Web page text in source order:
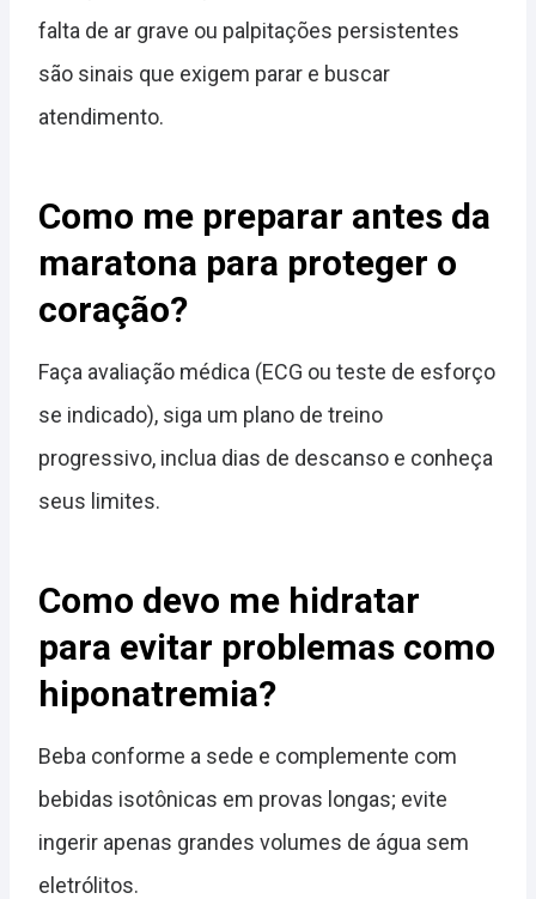
falta de ar grave ou palpitações persistentes
são sinais que exigem parar e buscar
atendimento.
Como me preparar antes da
maratona para proteger o
coração?
Faça avaliação médica (ECG ou teste de esforço
se indicado), siga um plano de treino
progressivo, inclua dias de descanso e conheça
seus limites.
Como devo me hidratar
para evitar problemas como
hiponatremia?
Beba conforme a sede e complemente com
bebidas isotônicas em provas longas; evite
ingerir apenas grandes volumes de água sem
eletrólitos.